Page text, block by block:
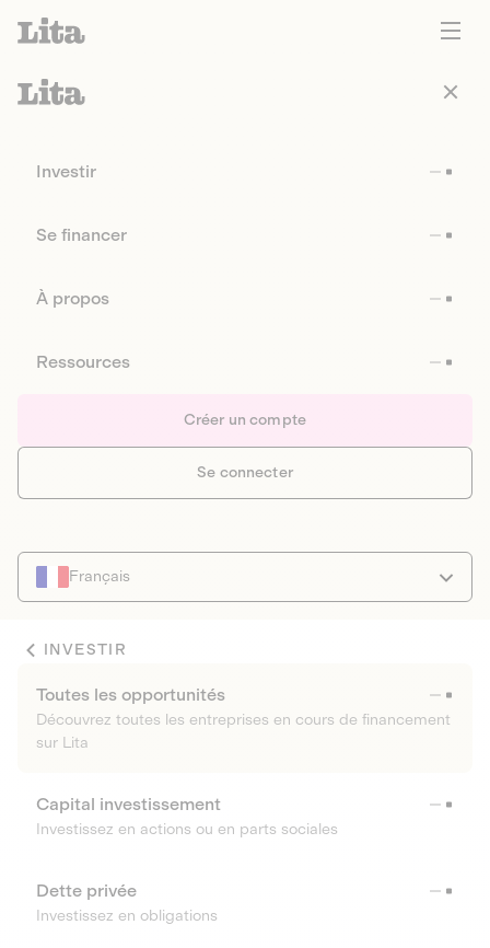
Investir
Se financer
À propos
Ressources
Créer un compte
Se connecter
Français
INVESTIR
Toutes les opportunités
Découvrez toutes les entreprises en cours de financement
sur Lita
Capital investissement
Investissez en actions ou en parts sociales
Dette privée
Investissez en obligations